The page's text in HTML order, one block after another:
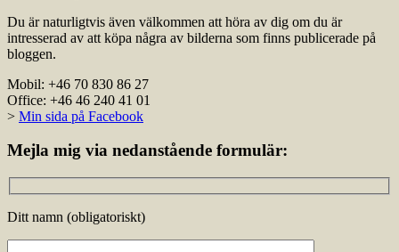
Du är naturligtvis även välkommen att höra av dig om du är
intresserad av att köpa några av bilderna som finns publicerade på
bloggen.
Mobil: +46 70 830 86 27
Office: +46 46 240 41 01
> Min sida på Facebook
Mejla mig via nedanstående formulär:
Ditt namn (obligatoriskt)